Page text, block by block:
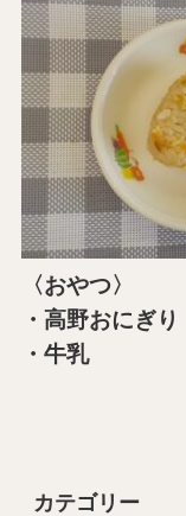
〈おやつ〉
・高野おにぎり
・牛乳
カテゴリー